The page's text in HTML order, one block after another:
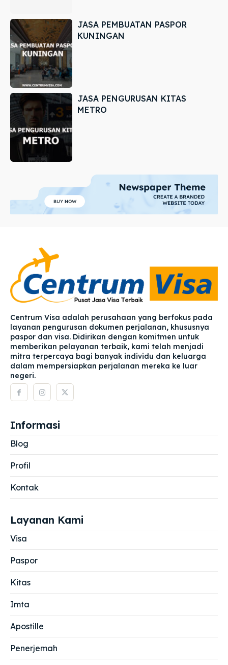
JASA PEMBUATAN PASPOR
KUNINGAN
JASA PENGURUSAN KITAS
METRO
Centrum Visa adalah perusahaan yang berfokus pada
layanan pengurusan dokumen perjalanan, khususnya
paspor dan visa. Didirikan dengan komitmen untuk
memberikan pelayanan terbaik, kami telah menjadi
mitra terpercaya bagi banyak individu dan keluarga
dalam mempersiapkan perjalanan mereka ke luar
negeri.
Informasi
Blog
Profil
Kontak
Layanan Kami
Visa
Paspor
Kitas
Imta
Apostille
Penerjemah